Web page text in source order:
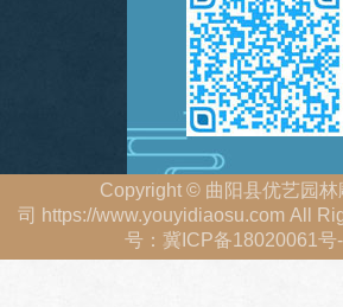
Copyright ©曲阳县优艺园林
司 https://www.youyidiaosu.comAll
号： 冀ICP备18020061号